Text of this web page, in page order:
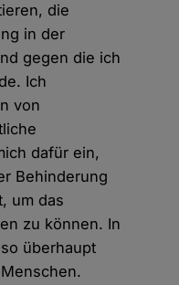
die
in der
gegen die ich
Ich
von
dafür ein,
Behinderung
um das
zu können. In
überhaupt